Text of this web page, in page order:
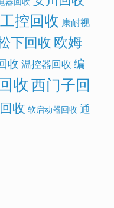
工控回收 康耐视
下回收欧姆
收 温控器回收 编
收西门子回
收 软启动器回收 通